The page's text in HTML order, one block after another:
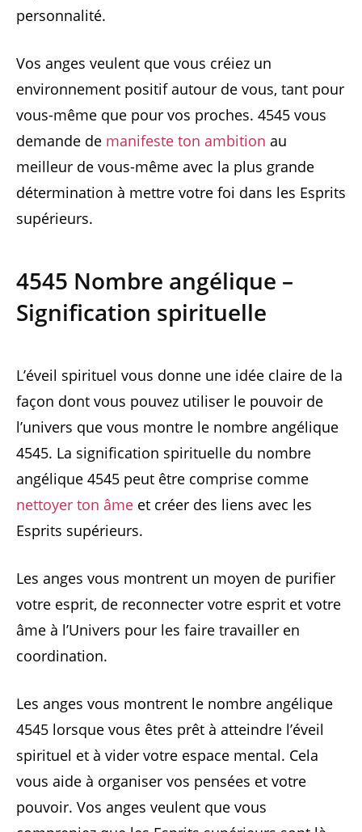
personnalité.
Vos anges veulent que vous créiez un
environnement positif autour de vous, tant pour
vous-même que pour vos proches. 4545 vous
demande de manifeste ton ambition au
meilleur de vous-même avec la plus grande
détermination à mettre votre foi dans les Esprits
supérieurs.
4545 Nombre angélique –
Signification spirituelle
L’éveil spirituel vous donne une idée claire de la
façon dont vous pouvez utiliser le pouvoir de
l’univers que vous montre le nombre angélique
4545. La signification spirituelle du nombre
angélique 4545 peut être comprise comme
nettoyer ton âme et créer des liens avec les
Esprits supérieurs.
Les anges vous montrent un moyen de purifier
votre esprit, de reconnecter votre esprit et votre
âme à l’Univers pour les faire travailler en
coordination.
Les anges vous montrent le nombre angélique
4545 lorsque vous êtes prêt à atteindre l’éveil
spirituel et à vider votre espace mental. Cela
vous aide à organiser vos pensées et votre
pouvoir. Vos anges veulent que vous